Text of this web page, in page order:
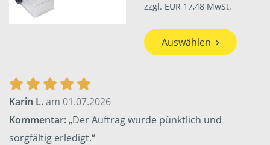
zzgl. EUR 17,48 MwSt.
Auswählen
Karin L.am 01.07.2026
Kommentar:„Der Auftrag wurde pünktlich und
sorgfältig erledigt.“